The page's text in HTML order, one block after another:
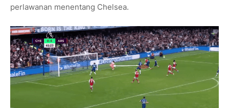
perlawanan menentang Chelsea.